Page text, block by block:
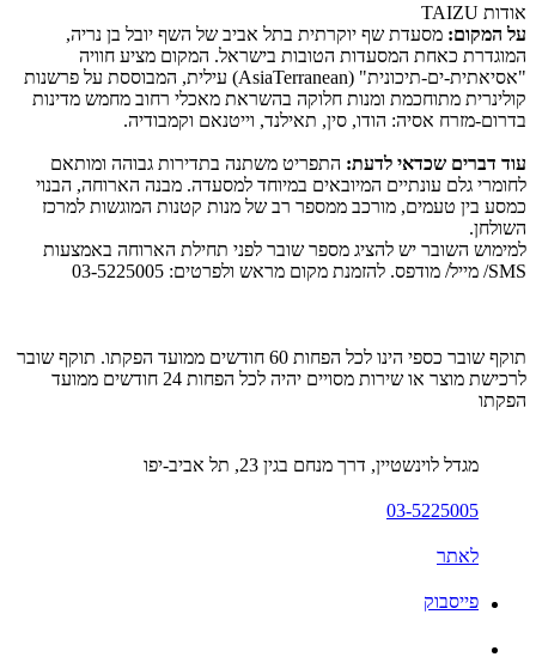
אודות TAIZU
על המקום: מסעדת שף יוקרתית בתל אביב של השף יובל בן נריה,
המוגדרת כאחת המסעדות הטובות בישראל. המקום מציע חוויה
"אסיאתית-ים-תיכונית" (AsiaTerranean) עילית, המבוססת על פרשנות
קולינרית מתוחכמת ומנות חלוקה בהשראת מאכלי רחוב מחמש מדינות
בדרום-מזרח אסיה: הודו, סין, תאילנד, וייטנאם וקמבודיה.
עוד דברים שכדאי לדעת: התפריט משתנה בתדירות גבוהה ומותאם
לחומרי גלם עונתיים המיובאים במיוחד למסעדה. מבנה הארוחה, הבנוי
כמסע בין טעמים, מורכב ממספר רב של מנות קטנות המוגשות למרכז
השולחן.
למימוש השובר יש להציג מספר שובר לפני תחילת הארוחה באמצעות
SMS/ מייל/ מודפס. להזמנת מקום מראש ולפרטים: 03-5225005
תוקף שובר כספי הינו לכל הפחות 60 חודשים ממועד הפקתו. תוקף שובר
לרכישת מוצר או שירות מסויים יהיה לכל הפחות 24 חודשים ממועד
הפקתו
מגדל לוינשטיין, דרך מנחם בגין 23, תל אביב-יפו
03-5225005
לאתר
פייסבוק